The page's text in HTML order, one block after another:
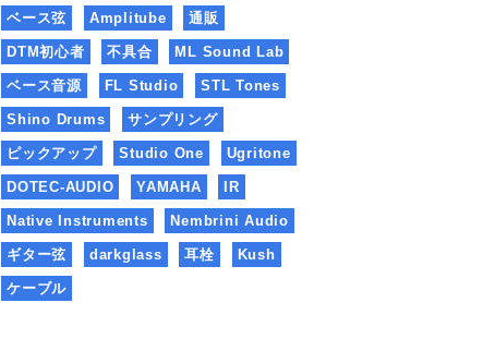
ベース弦 Amplitube 通販
DTM初心者 不具合 ML Sound Lab
ベース音源 FL Studio STL Tones
Shino Drums サンプリング
ピックアップ Studio One Ugritone
DOTEC-AUDIO YAMAHA IR
Native Instruments Nembrini Audio
ギター弦 darkglass 耳栓 Kush
ケーブル